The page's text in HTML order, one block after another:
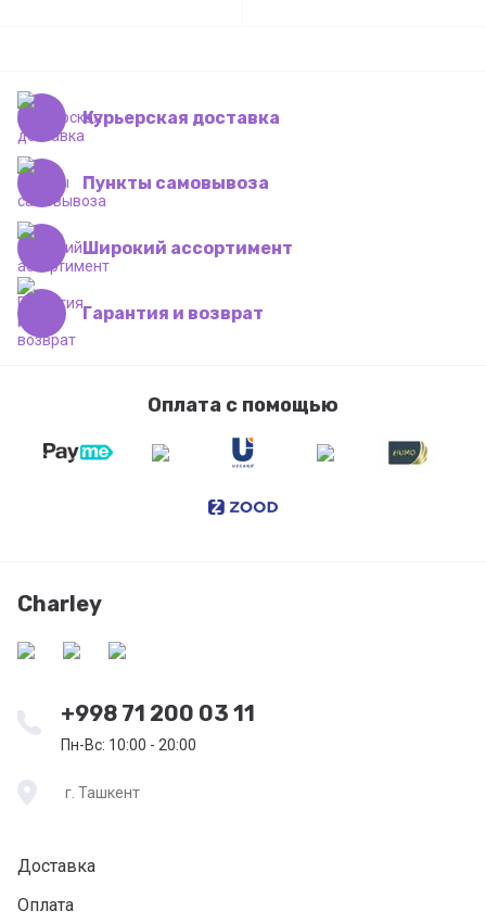
Курьерская доставка
Пункты самовывоза
Широкий ассортимент
Гарантия и возврат
Оплата с помощью
Charley
+998 71 200 03 11
Пн-Вс: 10:00 - 20:00
г. Ташкент
Доставка
Оплата